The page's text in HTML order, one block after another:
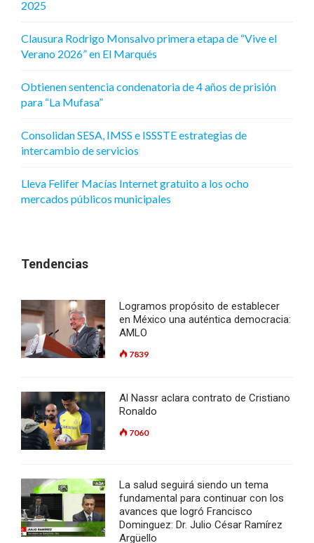
2025
Clausura Rodrigo Monsalvo primera etapa de “Vive el
Verano 2026” en El Marqués
Obtienen sentencia condenatoria de 4 años de prisión
para “La Mufasa”
Consolidan SESA, IMSS e ISSSTE estrategias de
intercambio de servicios
Lleva Felifer Macías Internet gratuito a los ocho
mercados públicos municipales
Tendencias
Logramos propósito de establecer
en México una auténtica democracia:
AMLO
7839
Al Nassr aclara contrato de Cristiano
Ronaldo
7060
La salud seguirá siendo un tema
fundamental para continuar con los
avances que logró Francisco
Dominguez: Dr. Julio César Ramírez
Argüello